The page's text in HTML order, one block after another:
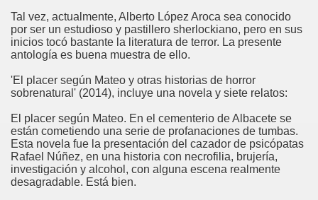
Tal vez, actualmente, Alberto López Aroca sea conocido
por ser un estudioso y pastillero sherlockiano, pero en sus
inicios tocó bastante la literatura de terror. La presente
antología es buena muestra de ello.
'El placer según Mateo y otras historias de horror
sobrenatural' (2014), incluye una novela y siete relatos:
El placer según Mateo. En el cementerio de Albacete se
están cometiendo una serie de profanaciones de tumbas.
Esta novela fue la presentación del cazador de psicópatas
Rafael Núñez, en una historia con necrofilia, brujería,
investigación y alcohol, con alguna escena realmente
desagradable. Está bien.